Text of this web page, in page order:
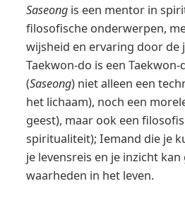
Saseongis een mentor in
filosofische onderwerpen,
wijsheid en ervaring door de
Taekwon-do is een
(Saseong) niet alleen een
het lichaam), noch een
geest), maar ook een
spiritualiteit); Iemand die je
je levensreis en je inzicht
waarheden in het leven.